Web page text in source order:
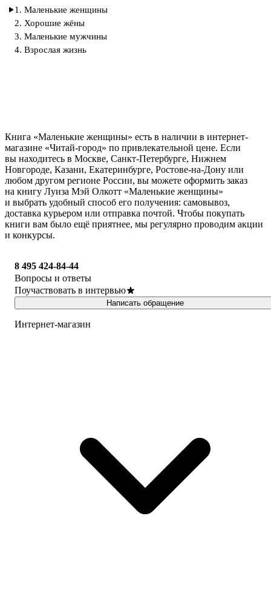
1. Маленькие женщины
2. Хорошие жёны
3. Маленькие мужчины
4. Взрослая жизнь
Книга «Маленькие женщины» есть в наличии в интернет-
магазине «Читай-город» по привлекательной цене. Если
вы находитесь в Москве, Санкт-Петербурге, Нижнем
Новгороде, Казани, Екатеринбурге, Ростове-на-Дону или
любом другом регионе России, вы можете оформить заказ
на книгу Луиза Мэй Олкотт «Маленькие женщины»
и выбрать удобный способ его получения: самовывоз,
доставка курьером или отправка почтой. Чтобы покупать
книги вам было ещё приятнее, мы регулярно проводим акции
и конкурсы.
8 495 424-84-44
Вопросы и ответы
Поучаствовать в интервью
Написать обращение
Интернет-магазин